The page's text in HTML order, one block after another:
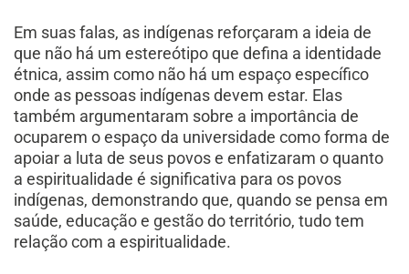
Em suas falas, as indígenas reforçaram a ideia de
que não há um estereótipo que defina a identidade
étnica, assim como não há um espaço específico
onde as pessoas indígenas devem estar. Elas
também argumentaram sobre a importância de
ocuparem o espaço da universidade como forma de
apoiar a luta de seus povos e enfatizaram o quanto
a espiritualidade é significativa para os povos
indígenas, demonstrando que, quando se pensa em
saúde, educação e gestão do território, tudo tem
relação com a espiritualidade.